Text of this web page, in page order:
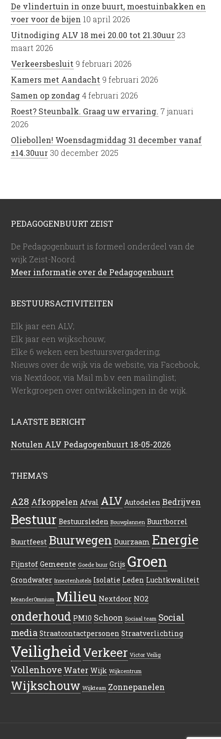
De vlindertuin in onze buurt, moestuinbakken en
voer voor de bijen 10 april 2026
Uitnodiging ALV 18 mei 20.00 tot 21.30uur 23
maart 2026
Verkeersbesluit 9 februari 2026
Kamers met Aandacht 9 februari 2026
Samen op zondag 4 februari 2026
Roest? Steunbalk. Graag uw ervaring. 7 januari
2026
Oliebollen! Woensdagmiddag 31 december vanaf
±14.30uur 30 december 2025
PEDAGOGENBUURT ZEIST
De Pedagogenbuurt is formeel onderdeel van de
wijk Zeist-Noord.
Meer informatie over de Pedagogenbuurt
BESTUURSACTIVITEITEN
Elk jaar een ALV;
Elk jaar een wijkschouw;
Elke 6 weken een bestuursvergadering;
Nieuws over de wijk via de website, via Facebook,
via Nextdoor, via Mail m.b.v. een mailinglist;
Werkgroepen over ontwikkelingen in de wijk.
LAATSTE BERICHT
Notulen ALV Pedagogenbuurt 18-05-2026
THEMA’S
A28 Afkoppelen Afval ALV Autodelen Bedrijven
Bestuur Bestuursleden Bouwplannen Buurtborrel
Buurtfeest Buurwegen Duurzaam Energie
Fijnstof Gemeente Goede buur Grijs Groen
Grondwater Insectenhotels Isolatie Leden Luchtkwaliteit
MeanderOmnium Milieu Nextdoor NO2
onderhoud PM10 Schoon Sociaal team Social
media Straatcontactpersonen Straatverlichting
VeiligheidVerkeer Victor Veilig
Vollenhove Water Wijk Wijkcentrum
Wijkschouw Wijkteam Zonnepanelen